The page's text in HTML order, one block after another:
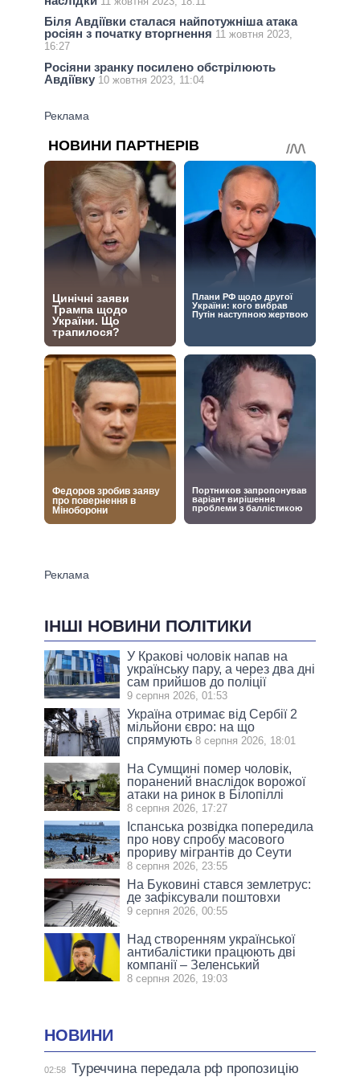
Біля Авдіївки сталася найпотужніша атака
росіян з початку вторгнення 11 жовтня 2023,
16:27
Росіяни зранку посилено обстрілюють
Авдіївку 10 жовтня 2023, 11:04
ІНШІ НОВИНИ ПОЛІТИКИ
У Кракові чоловік напав на
українську пару, а через два дні
сам прийшов до поліції
9 серпня 2026, 01:53
Україна отримає від Сербії 2
мільйони євро: на що
спрямують 8 серпня 2026, 18:01
На Сумщині помер чоловік,
поранений внаслідок ворожої
атаки на ринок в Білопіллі
8 серпня 2026, 17:27
Іспанська розвідка попередила
про нову спробу масового
прориву мігрантів до Сеути
8 серпня 2026, 23:55
На Буковині стався землетрус:
де зафіксували поштовхи
9 серпня 2026, 00:55
Над створенням української
антибалістики працюють дві
компанії – Зеленський
8 серпня 2026, 19:03
НОВИНИ
02:58 Туреччина передала рф пропозицію